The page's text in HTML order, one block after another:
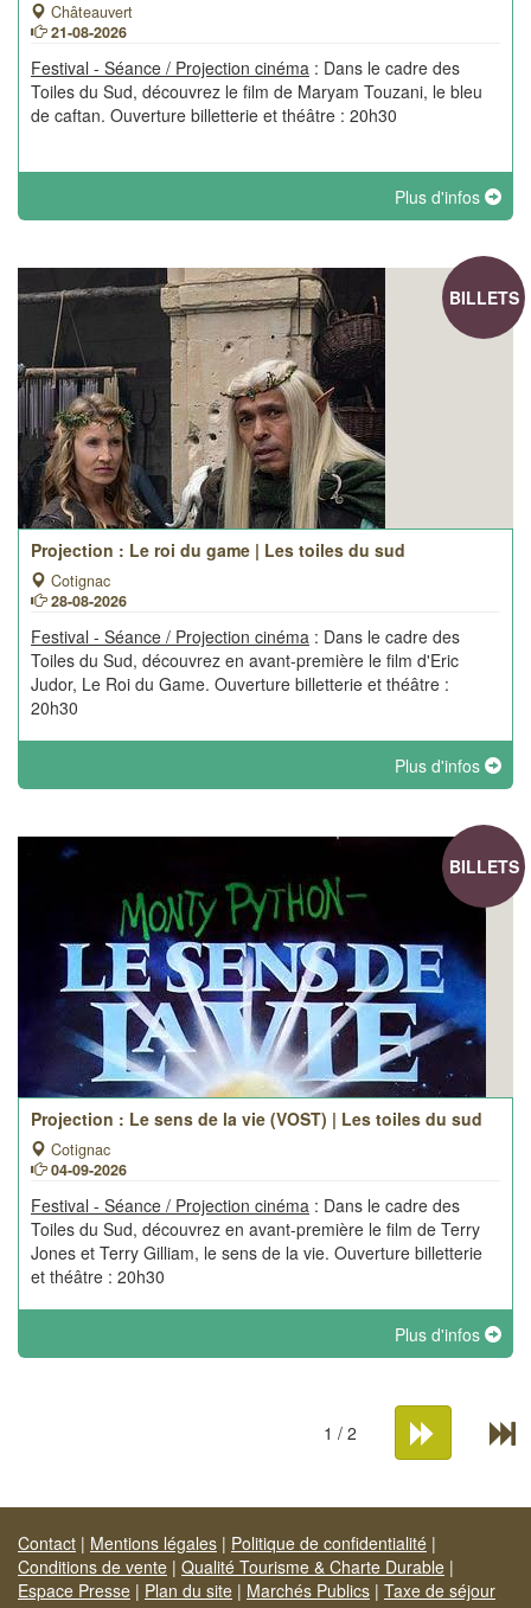
Châteauvert
21-08-2026
Festival - Séance / Projection cinéma : Dans le cadre des
Toiles du Sud, découvrez le film de Maryam Touzani, le bleu
de caftan. Ouverture billetterie et théâtre : 20h30
Plus d'infos
BILLETS
Projection : Le roi du game | Les toiles du sud
Cotignac
28-08-2026
Festival - Séance / Projection cinéma : Dans le cadre des
Toiles du Sud, découvrez en avant-première le film d'Eric
Judor, Le Roi du Game. Ouverture billetterie et théâtre :
20h30
Plus d'infos
BILLETS
Projection : Le sens de la vie (VOST) | Les toiles du sud
Cotignac
04-09-2026
Festival - Séance / Projection cinéma : Dans le cadre des
Toiles du Sud, découvrez en avant-première le film de Terry
Jones et Terry Gilliam, le sens de la vie. Ouverture billetterie
et théâtre : 20h30
Plus d'infos
1 / 2
Contact | Mentions légales | Politique de confidentialité |
Conditions de vente | Qualité Tourisme & Charte Durable |
Espace Presse | Plan du site | Marchés Publics | Taxe de séjour